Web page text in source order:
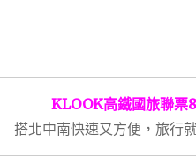
KLOOK高鐵國旅聯票
搭北中南快速又方便，旅行